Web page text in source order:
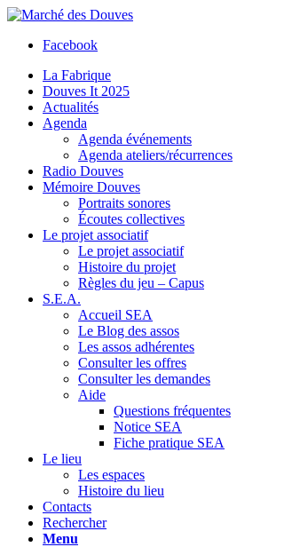
Facebook
La Fabrique
Douves It 2025
Actualités
Agenda
Agenda événements
Agenda ateliers/récurrences
Radio Douves
Mémoire Douves
Portraits sonores
Écoutes collectives
Le projet associatif
Le projet associatif
Histoire du projet
Règles du jeu – Capus
S.E.A.
Accueil SEA
Le Blog des assos
Les assos adhérentes
Consulter les offres
Consulter les demandes
Aide
Questions fréquentes
Notice SEA
Fiche pratique SEA
Le lieu
Les espaces
Histoire du lieu
Contacts
Rechercher
Menu